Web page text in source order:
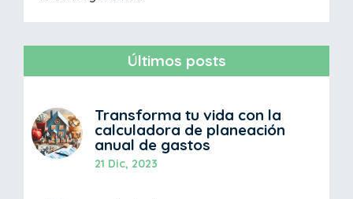
Últimos posts
Transforma tu vida con la
calculadora de planeación
anual de gastos
21 Dic, 2023